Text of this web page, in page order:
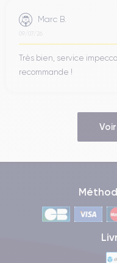
Marc B.
09/07/26
Très bien, service
recommande !